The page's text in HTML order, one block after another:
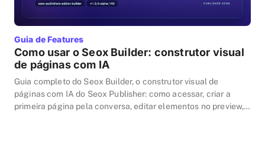
Guia de Features
Como usar o Seox Builder: construtor visual
de páginas com IA
Guia completo do Seox Builder, o construtor visual de
páginas com IA do Seox Publisher: como acessar, criar a
primeira página pela conversa, editar elementos no preview,